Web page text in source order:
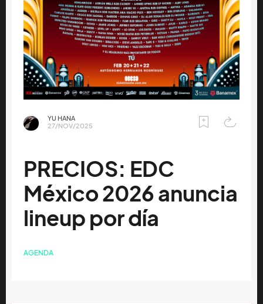
YU HANA
27/NOV/2025
PRECIOS: EDC
México 2026 anuncia
lineup por día
AGENDA